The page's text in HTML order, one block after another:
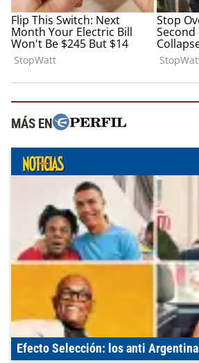
MÁS EN
Efecto Selección: los anti Argentina